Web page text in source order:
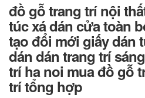
đồ gỗ trang trí nội
túc xá dán cửa toàn
tạo đổi mới giấy dán
dán dán trang trí
trí ha noi mua đồ gỗ
trí tổng hợp